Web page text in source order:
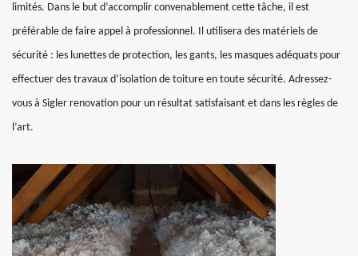
limités. Dans le but d’accomplir convenablement cette tâche, il est
préférable de faire appel à professionnel. Il utilisera des matériels de
sécurité : les lunettes de protection, les gants, les masques adéquats pour
effectuer des travaux d’isolation de toiture en toute sécurité. Adressez-
vous à Sigler renovation pour un résultat satisfaisant et dans les règles de
l’art.